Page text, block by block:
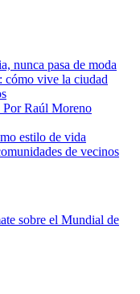
nunca pasa de moda
cómo vive la ciudad
Raúl Moreno
estilo de vida
de vecinos
sobre el Mundial de